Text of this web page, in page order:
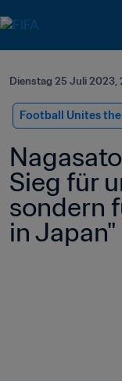
Dienstag 25 Juli 2023,
Football Unites
Sieg für
sondern
in Japan"